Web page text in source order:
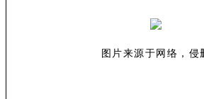
图片来源于网络，侵